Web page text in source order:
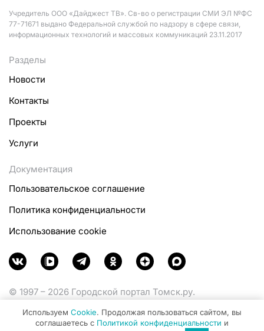
Учредитель ООО «Дайджест ТВ». Св-во о регистрации СМИ ЭЛ №ФС
77-71671 выдано Федеральной службой по надзору в сфере связи,
информационных технологий и массовых коммуникаций 23.11.2017
Разделы
Новости
Контакты
Проекты
Услуги
Документация
Пользовательское соглашение
Политика конфиденциальности
Использование cookie
© 1997 – 2026 Городской портал Томск.ру.
Министерства цифрового развития, связи и массовых
Используем Cookie. Продолжая пользоваться сайтом, вы
соглашаетесь с Политикой конфиденциальности и